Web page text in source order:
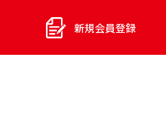
新規会員登録